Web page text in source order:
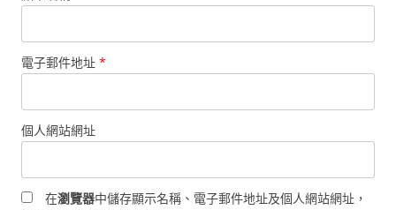
電子郵件地址 *
個人網站網址
在瀏覽器中儲存顯示名稱、電子郵件地址及個人網站網址，